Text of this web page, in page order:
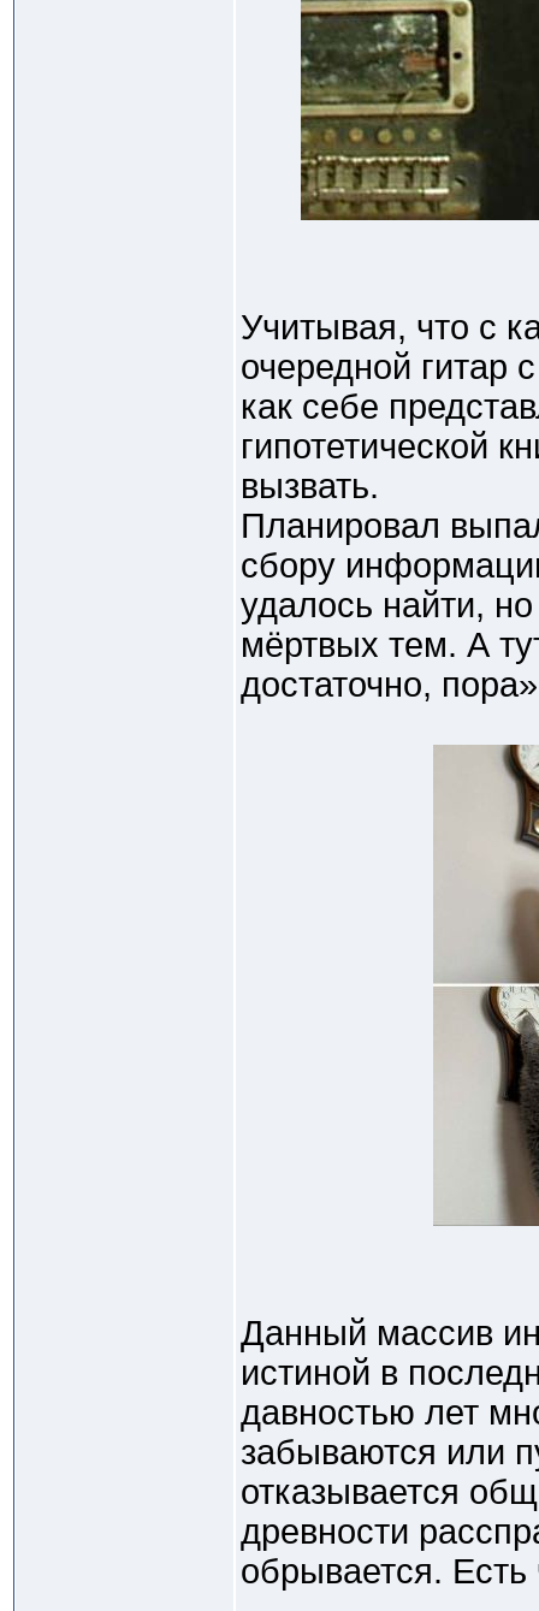
Учитывая, что с
очередной гитар
как себе
гипотетической
вызвать.
Планировал
сбору
удалось найти,
мёртвых тем. А
достаточно,
Данный массив
истиной в
давностью лет
забываются или
отказывается
древности
обрывается.